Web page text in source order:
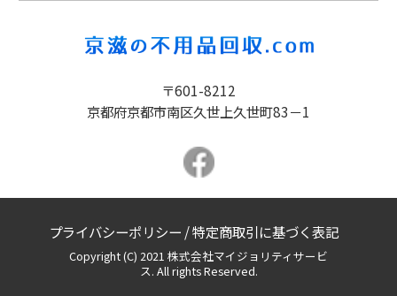
〒601-8212
京都府京都市南区久世上久世町83－1
プライバシーポリシー /特定商取引に基づく表記
Copyright (C) 2021 株式会社マイジョリティサービ
ス. All rights Reserved.